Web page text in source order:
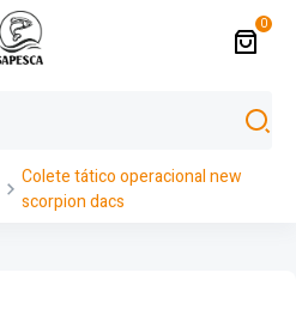
0
Colete tático operacional new
scorpion dacs